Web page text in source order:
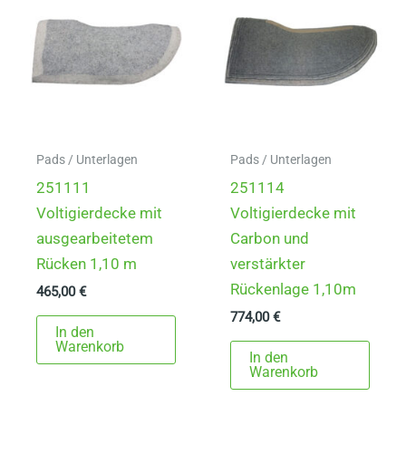
Pads / Unterlagen
251111
Voltigierdecke mit
ausgearbeitetem
Rücken 1,10 m
465,00€
In den
Warenkorb
Pads / Unterlagen
251114
Voltigierdecke mit
Carbon und
verstärkter
Rückenlage 1,10m
774,00€
In den
Warenkorb